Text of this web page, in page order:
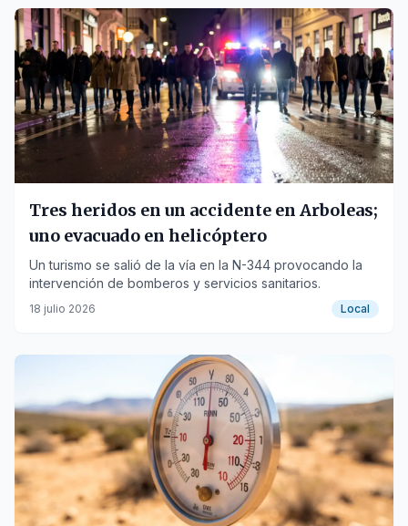
Tres heridos en un accidente en Arboleas;
uno evacuado en helicóptero
Un turismo se salió de la vía en la N-344 provocando la
intervención de bomberos y servicios sanitarios.
18 julio 2026 Local